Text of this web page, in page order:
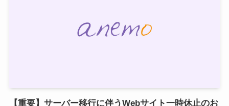
【重要】サーバー移行に伴うWebサイト一時休止のお